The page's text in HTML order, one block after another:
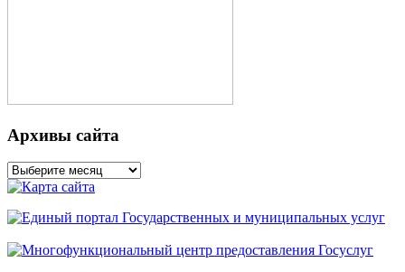
Архивы сайта
Архивы
сайта